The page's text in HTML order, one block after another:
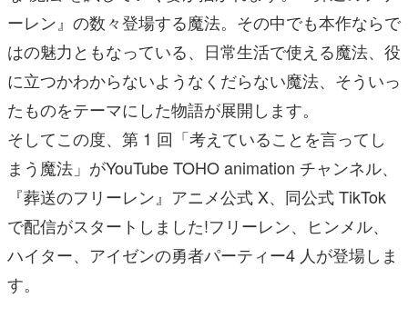
ーレン』の数々登場する魔法。その中でも本作ならで
はの魅力ともなっている、日常生活で使える魔法、役
に立つかわからないようなくだらない魔法、そういっ
たものをテーマにした物語が展開します。
そしてこの度、第 1 回「考えていることを言ってし
まう魔法」がYouTube TOHO animation チャンネル、
『葬送のフリーレン』アニメ公式 X、同公式 TikTok
で配信がスタートしました!フリーレン、ヒンメル、
ハイター、アイゼンの勇者パーティー4 人が登場しま
す。